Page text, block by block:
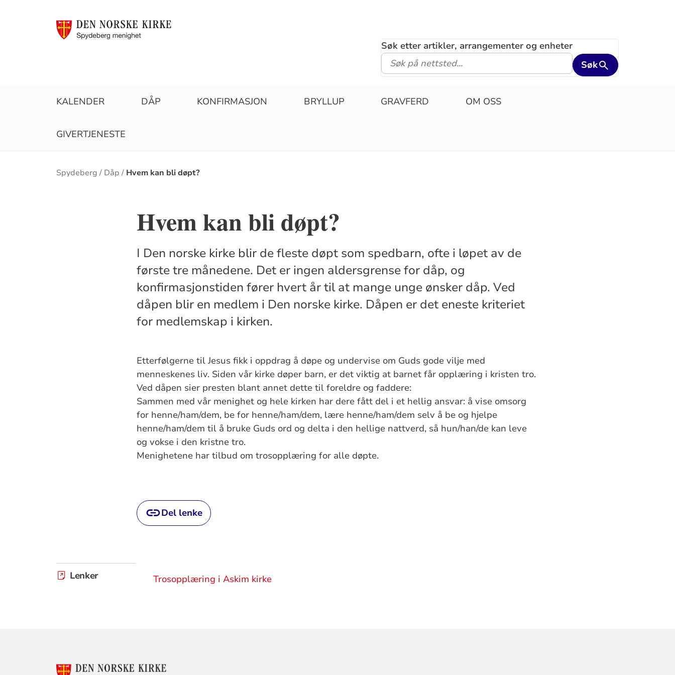
Søk etter artikler, arrangementer og enheter
Søk
KALENDER DÅP KONFIRMASJON BRYLLUP GRAVFERD OM OSS
GIVERTJENESTE
Brødsmulesti
Spydeberg Dåp Hvem kan bli døpt?
Hvem kan bli døpt?
I Den norske kirke blir de fleste døpt som spedbarn, ofte i løpet av de
første tre månedene. Det er ingen aldersgrense for dåp, og
konfirmasjonstiden fører hvert år til at mange unge ønsker dåp. Ved
dåpen blir en medlem i Den norske kirke. Dåpen er det eneste kriteriet
for medlemskap i kirken.
Etterfølgerne til Jesus fikk i oppdrag å døpe og undervise om Guds gode vilje med
menneskenes liv. Siden vår kirke døper barn, er det viktig at barnet får opplæring i kristen tro.
Ved dåpen sier presten blant annet dette til foreldre og faddere:
Sammen med vår menighet og hele kirken har dere fått del i et hellig ansvar: å vise omsorg
for henne/ham/dem, be for henne/ham/dem, lære henne/ham/dem selv å be og hjelpe
henne/ham/dem til å bruke Guds ord og delta i den hellige nattverd, så hun/han/de kan leve
og vokse i den kristne tro.
Menighetene har tilbud om trosopplæring for alle døpte.
Del lenke
Lenker Trosopplæring i Askim kirke